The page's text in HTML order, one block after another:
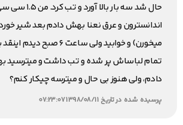
حال شد سه بار بالا
اندانسترون و عرق نعنا بهش دادم بعد شیر
میخورن) و خوابید ولی ساعت ۶
تمام لباساش پر شده و تب داشت و میترسید
دادم، ولی هنوز بی حال و میترسه چیکار کنم؟
پرسیده شده در تاریخ 1398/08/11 07:23:07